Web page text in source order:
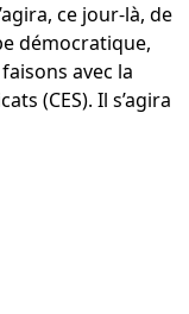
ce jour-là, de
démocratique,
avec la
(CES). Il s’agira